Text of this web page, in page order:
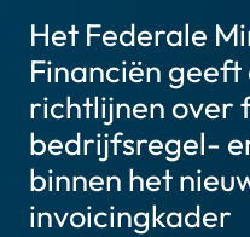
Het Federale
Financiën
richtlijnen over
bedrijfsregel-
binnen het
invoicingkader